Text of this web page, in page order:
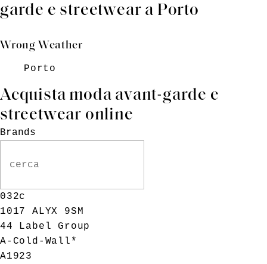
garde e streetwear a Porto
Wrong Weather
Porto
Acquista moda avant-garde e
streetwear online
Brands
032c
1017 ALYX 9SM
44 Label Group
A-Cold-Wall*
A1923